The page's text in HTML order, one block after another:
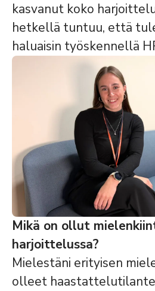
kasvanut koko
hetkellä tuntuu, että
haluaisin työskennellä
Mikä on ollut
harjoittelussa?
Mielestäni erityisen
olleet